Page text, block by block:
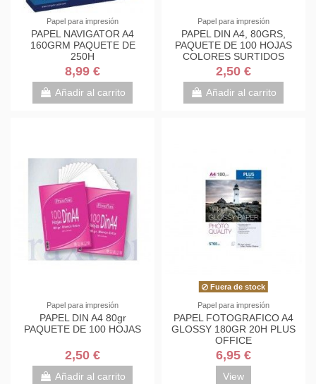
Papel para impresión
PAPEL NAVIGATOR A4
160GRM PAQUETE DE
250H
8,99 €
Añadir al carrito
Papel para impresión
PAPEL DIN A4, 80GRS,
PAQUETE DE 100 HOJAS
COLORES SURTIDOS
2,50 €
Añadir al carrito
Papel para impresión
PAPEL DIN A4 80gr
PAQUETE DE 100 HOJAS
2,50 €
Añadir al carrito
Fuera de stock
Papel para impresión
PAPEL FOTOGRAFICO A4
GLOSSY 180GR 20H PLUS
OFFICE
6,95 €
View